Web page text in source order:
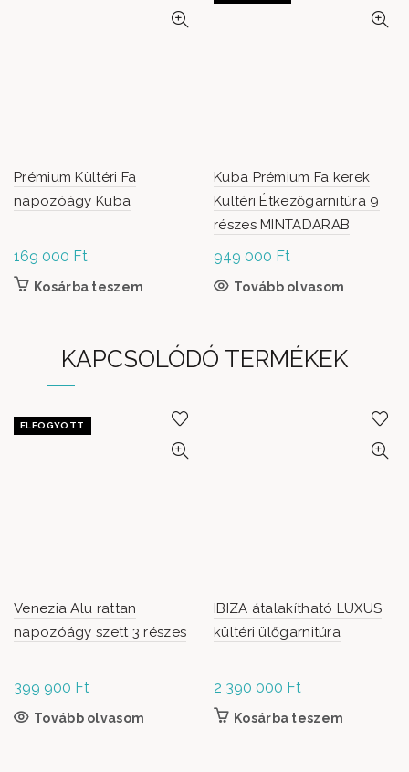
Prémium Kültéri Fa
napozóágy Kuba
169 000 Ft
Kosárba teszem
Kuba Prémium Fa kerek
Kültéri Étkezőgarnitúra 9
részes MINTADARAB
949 000 Ft
Tovább olvasom
KAPCSOLÓDÓ TERMÉKEK
ELFOGYOTT
Venezia Alu rattan
napozóágy szett 3 részes
399 900 Ft
Tovább olvasom
IBIZA átalakítható LUXUS
kültéri ülőgarnitúra
2 390 000 Ft
Kosárba teszem